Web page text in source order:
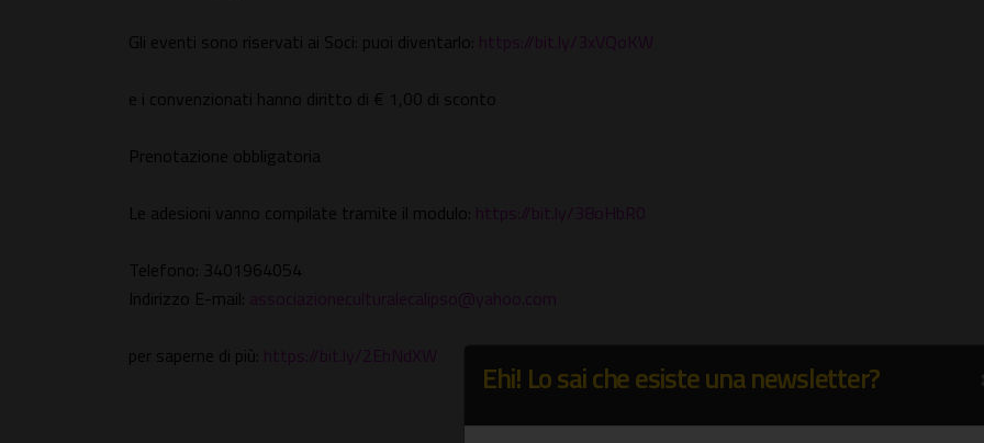
Gli eventi sono riservati ai Soci: puoi diventarlo: https://bit.ly/3xVQoKW
e i convenzionati hanno diritto di € 1,00 di sconto
Prenotazione obbligatoria
Le adesioni vanno compilate tramite il modulo: https://bit.ly/38oHbR0
Telefono: 3401964054
Indirizzo E-mail: associazioneculturalecalipso@yahoo.com
per saperne di più: https://bit.ly/2EhNdXW
Ehi! Lo sai che esiste una newsletter?